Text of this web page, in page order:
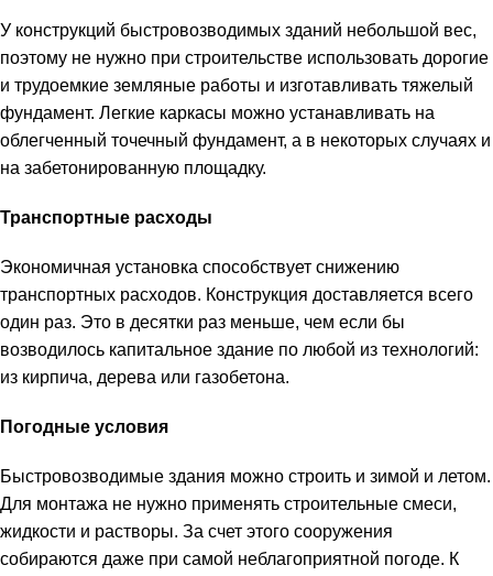
У конструкций быстровозводимых зданий небольшой вес,
поэтому не нужно при строительстве использовать дорогие
и трудоемкие земляные работы и изготавливать тяжелый
фундамент. Легкие каркасы можно устанавливать на
облегченный точечный фундамент, а в некоторых случаях и
на забетонированную площадку.
Транспортные расходы
Экономичная установка способствует снижению
транспортных расходов. Конструкция доставляется всего
один раз. Это в десятки раз меньше, чем если бы
возводилось капитальное здание по любой из технологий:
из кирпича, дерева или газобетона.
Погодные условия
Быстровозводимые здания можно строить и зимой и летом.
Для монтажа не нужно применять строительные смеси,
жидкости и растворы. За счет этого сооружения
собираются даже при самой неблагоприятной погоде. К